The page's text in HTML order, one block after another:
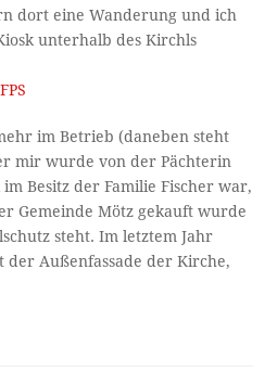
dort eine Wanderung und ich
unterhalb des Kirchls
im Betrieb (daneben steht
mir wurde von der Pächterin
Besitz der Familie Fischer war,
Gemeinde Mötz gekauft wurde
steht. Im letztem Jahr
der Außenfassade der Kirche,